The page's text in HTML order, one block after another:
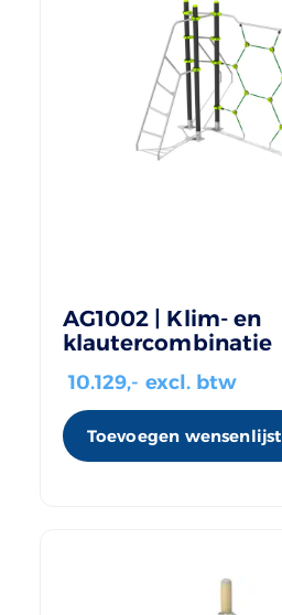
AG1002 | Klim- en
klautercombinatie
10.129,- excl. btw
Toevoegen wensenlijst